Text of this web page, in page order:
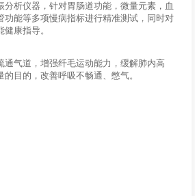
分析仪器，针对胃肠道功能，微量元素，血
功能等多项慢病指标进行精准测试，同时对
康指导。
通气道，增强纤毛运动能力，缓解肺内高
目的，改善呼吸不畅通、憋气。